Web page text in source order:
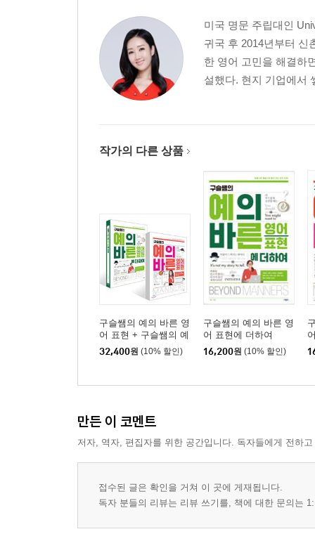
194 불만사항을 나름 포장해서 말할 때
195 상대방 때문에 입장이 난처해져 속상할 때
196 업무 과부하로 머리가 안 돌아갈 때
197 답변 듣자고 한 말이 아닌데 따박따박 답하려
198 납득이 안 되는 얘기를 꺼내는 상대에게
미국 명문 주립대인
귀국 후 2014년부터 신
한 영어 고민을 해결하
설했다. 현지 기업에서
작가의 다른 상품
구슬쌤의 예의 바른 영
어 표현 + 구슬쌤의 예
의 바른 영어 표현에 더
하여 세트
32,400원 (10% 할인)
구슬쌤의 예의 바른 영
어 표현에 더하여
16,200원 (10% 할인)
만든 이 코멘트
저자, 역자, 편집자를 위한 공간입니다. 독자들에게 전하
접수된 글은 확인을 거쳐 이 곳에 게재됩니다.
독자 분들의 리뷰는 리뷰 쓰기를, 책에 대한 문의는